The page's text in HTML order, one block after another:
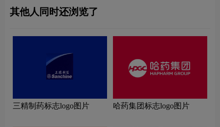
其他人同时还浏览了
三精制药标志logo图片 哈药集团标志logo图片